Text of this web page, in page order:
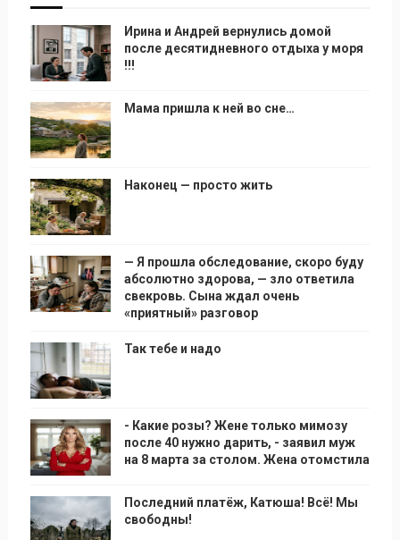
Ирина и Андрей вернулись домой
после десятидневного отдыха у моря
!!!
Мама пришла к ней во сне…
Наконец — просто жить
— Я прошла обследование, скоро буду
абсолютно здорова, — зло ответила
свекровь. Сына ждал очень
«приятный» разговор
Так тебе и надо
- Какие розы? Жене только мимозу
после 40 нужно дарить, - заявил муж
на 8 марта за столом. Жена отомстила
Последний платёж, Катюша! Всё! Мы
свободны!